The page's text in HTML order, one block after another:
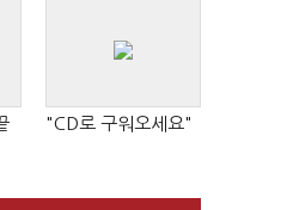
"CD로 구워오세요"